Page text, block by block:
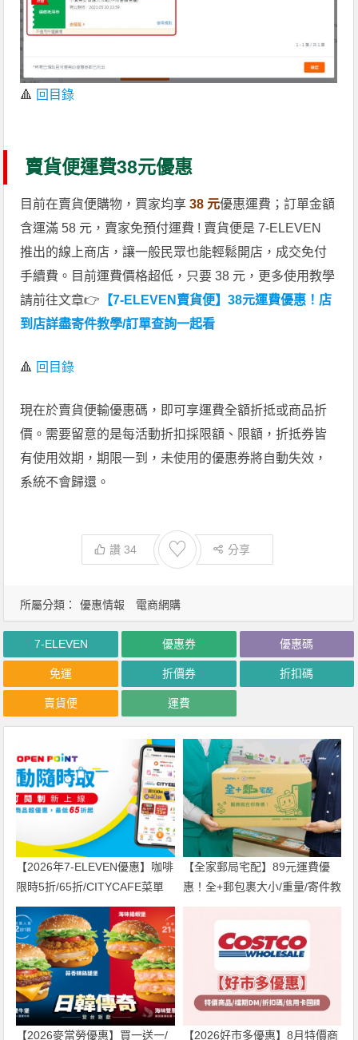
🔺 回目錄
賣貨便運費38元優惠
目前在賣貨便購物，買家均享 38 元優惠運費；訂單金額
含運滿 58 元，賣家免預付運費 ! 賣貨便是 7-ELEVEN
推出的線上商店，讓一般民眾也能輕鬆開店，成交免付
手續費。目前運費價格超低，只要 38 元，更多使用教學
請前往文章👉 【7-ELEVEN賣貨便】38元運費優惠！店
到店詳盡寄件教學/訂單查詢一起看
🔺 回目錄
現在於賣貨便輸優惠碼，即可享運費全額折抵或商品折
價。需要留意的是每活動折扣採限額、限額，折抵券皆
有使用效期，期限一到，未使用的優惠券將自動失效，
系統不會歸還。
讚34 ♡ 分享
所屬分類： 優惠情報 電商網購
7-ELEVEN 優惠券 優惠碼
免運 折價券 折扣碼
賣貨便 運費
【2026年7-ELEVEN優惠】咖啡
限時5折/65折/CITYCAFE菜單
一起看！
【全家郵局宅配】89元運費優
惠！全+郵包裹大小/重量/寄件教
【2026麥當勞優惠】買一送一/ 【2026好市多優惠】8月特價商